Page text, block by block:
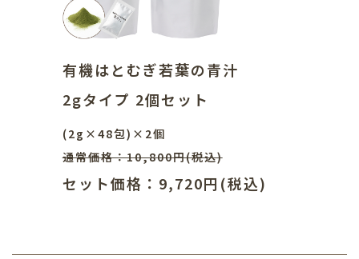
有機はとむぎ若葉の青汁
2gタイプ 2個セット
(2g×48包)×2個
通常価格：10,800円(税込)
セット価格：9,720円(税込)